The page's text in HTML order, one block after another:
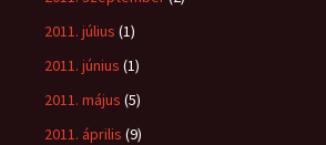
2011. július (1)
2011. június (1)
2011. május (5)
2011. április (9)